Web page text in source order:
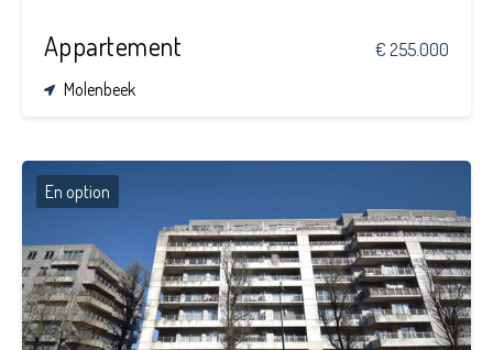
Appartement
€ 255.000
Molenbeek
En option
2
1